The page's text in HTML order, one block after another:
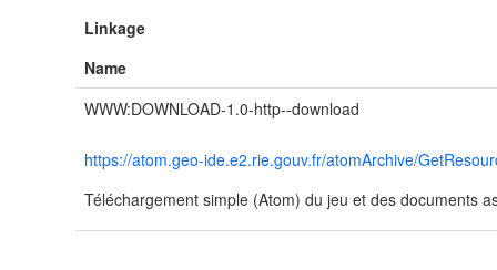
Linkage
Name
WWW:DOWNLOAD-1.0-http--download
https://atom.geo-ide.e2.rie.gouv.fr/atomArchive/
Téléchargement simple (Atom) du jeu et des documents